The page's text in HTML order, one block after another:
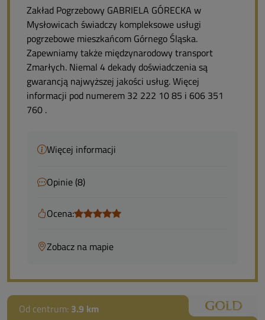
Zakład Pogrzebowy GABRIELA GÓRECKA w
Mysłowicach świadczy kompleksowe usługi
pogrzebowe mieszkańcom Górnego Śląska.
Zapewniamy także międzynarodowy transport
Zmarłych. Niemal 4 dekady doświadczenia są
gwarancją najwyższej jakości usług. Więcej
informacji pod numerem 32 222 10 85 i 606 351
760 .
Więcej informacji
Opinie (8)
Ocena:
Zobacz na mapie
Od centrum: 3.9 km